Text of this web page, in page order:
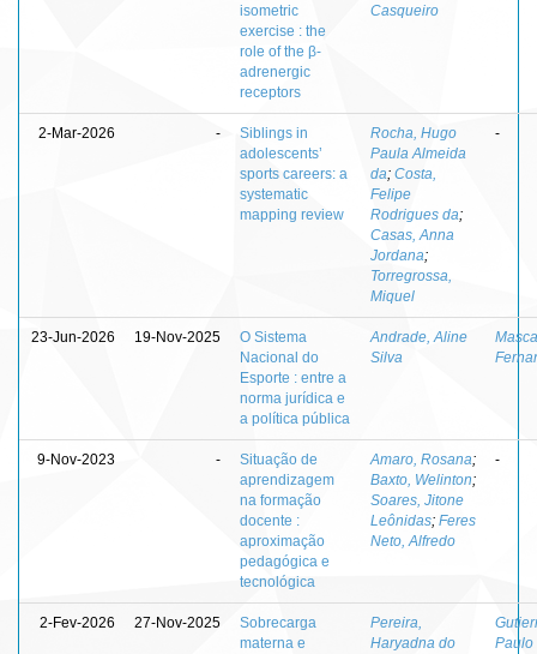
isometric
exercise : the
role of the β-
adrenergic
receptors
Casqueiro
2-Mar-2026 -
Siblings in
adolescents’
sports careers: a
systematic
mapping review
Rocha, Hugo
Paula Almeida
da; Costa,
Felipe
Rodrigues da;
Casas, Anna
Jordana;
Torregrossa,
Miquel
-
23-Jun-2026 19-Nov-2025
O Sistema
Nacional do
Esporte : entre a
norma jurídica e
a política pública
Andrade, Aline
Silva
9-Nov-2023 -
Situação de
aprendizagem
na formação
docente :
aproximação
pedagógica e
tecnológica
Amaro, Rosana;
Baxto, Welinton;
Soares, Jitone
Leônidas; Feres
Neto, Alfredo
-
2-Fev-2026 27-Nov-2025
Sobrecarga
materna e
Pereira,
Haryadna do
Paulo